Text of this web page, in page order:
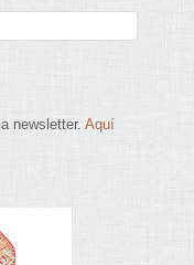
newsletter.Aquí